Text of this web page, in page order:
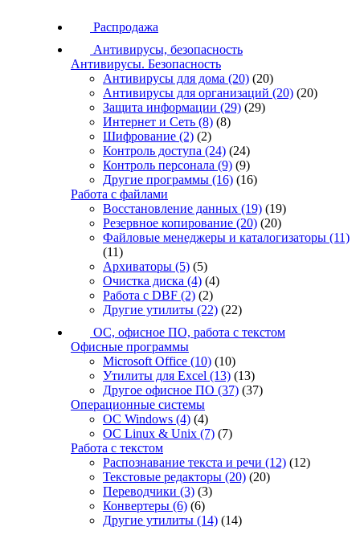
Распродажа
Антивирусы, безопасность
Антивирусы. Безопасность
Антивирусы для дома (20) (20)
Антивирусы для организаций (20) (20)
Защита информации (29) (29)
Интернет и Сеть (8) (8)
Шифрование (2) (2)
Контроль доступа (24) (24)
Контроль персонала (9) (9)
Другие программы (16) (16)
Работа с файлами
Восстановление данных (19) (19)
Резервное копирование (20) (20)
Файловые менеджеры и каталогизаторы (11)
(11)
Архиваторы (5) (5)
Очистка диска (4) (4)
Работа с DBF (2) (2)
Другие утилиты (22) (22)
ОС, офисное ПО, работа с текстом
Офисные программы
Microsoft Office (10) (10)
Утилиты для Excel (13) (13)
Другое офисное ПО (37) (37)
Операционные системы
ОС Windows (4) (4)
ОС Linux & Unix (7) (7)
Работа с текстом
Распознавание текста и речи (12) (12)
Текстовые редакторы (20) (20)
Переводчики (3) (3)
Конвертеры (6) (6)
Другие утилиты (14) (14)